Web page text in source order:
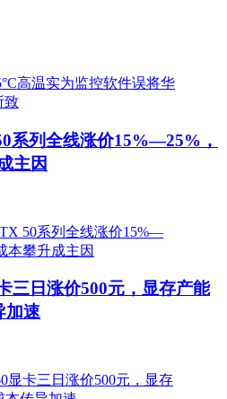
系列全线涨价15%—25%，
主因
三日涨价500元，显存产能
加速